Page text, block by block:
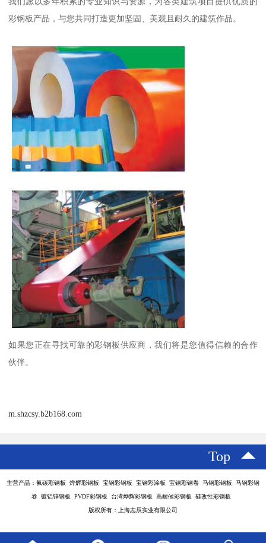
彩钢板产品，与您共同打造更加坚固、美观且耐久的建筑作品。
如果您正在寻找可靠的彩钢板供应商，我们将是您值得信赖的合作
伙伴。
m.shzcsy.b2b168.com
Top
主营产品：氟碳彩钢板 烨辉彩钢板 宝钢彩钢板 宝钢彩涂板 宝钢彩钢卷 马钢彩钢板 马钢彩钢
卷 镀铝锌钢板 PVDF彩钢板 台湾烨辉彩钢板 高耐候彩钢板 硅改性彩钢板
版权所有：上海志辰实业有限公司